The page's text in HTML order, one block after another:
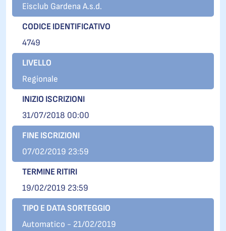
Eisclub Gardena A.s.d.
CODICE IDENTIFICATIVO
4749
LIVELLO
Regionale
INIZIO ISCRIZIONI
31/07/2018 00:00
FINE ISCRIZIONI
07/02/2019 23:59
TERMINE RITIRI
19/02/2019 23:59
TIPO E DATA SORTEGGIO
Automatico - 21/02/2019